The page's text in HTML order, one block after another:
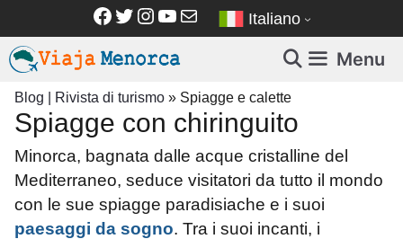
contenuto
Facebook
Twitter
Instagram
YouTube
Email Italiano
Menu
Blog | Rivista di turismo » Spiagge e calette
Spiagge con chiringuito
Minorca, bagnata dalle acque cristalline del
Mediterraneo, seduce visitatori da tutto il mondo
con le sue spiagge paradisiache e i suoi
paesaggi da sogno. Tra i suoi incanti, i